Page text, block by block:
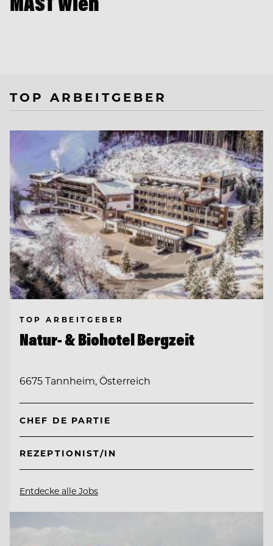
TOP ARBEITGEBER
TOP ARBEITGEBER
Natur- & Biohotel Bergzeit
6675 Tannheim, Österreich
CHEF DE PARTIE
REZEPTIONIST/IN
Entdecke alle Jobs